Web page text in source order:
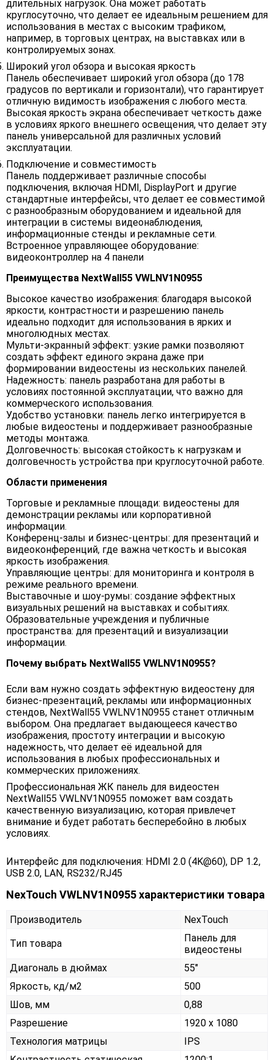
длительных нагрузок. Она может работать
круглосуточно, что делает ее идеальным решением для
использования в местах с высоким трафиком,
например, в торговых центрах, на выставках или в
контролируемых зонах.
Широкий угол обзора и высокая яркость
Панель обеспечивает широкий угол обзора (до 178
градусов по вертикали и горизонтали), что гарантирует
отличную видимость изображения с любого места.
Высокая яркость экрана обеспечивает четкость даже
в условиях яркого внешнего освещения, что делает эту
панель универсальной для различных условий
эксплуатации.
Подключение и совместимость
Панель поддерживает различные способы
подключения, включая HDMI, DisplayPort и другие
стандартные интерфейсы, что делает ее совместимой
с разнообразным оборудованием и идеальной для
интеграции в системы видеонаблюдения,
информационные стенды и рекламные сети.
Встроенное управляющее оборудование:
видеоконтроллер на 4 панели
Преимущества NextWall55 VWLNV1N0955
Высокое качество изображения: благодаря высокой
яркости, контрастности и разрешению панель
идеально подходит для использования в ярких и
многолюдных местах.
Мульти-экранный эффект: узкие рамки позволяют
создать эффект единого экрана даже при
формировании видеостены из нескольких панелей.
Надежность: панель разработана для работы в
условиях постоянной эксплуатации, что важно для
коммерческого использования.
Удобство установки: панель легко интегрируется в
любые видеостены и поддерживает разнообразные
методы монтажа.
Долговечность: высокая стойкость к нагрузкам и
долговечность устройства при круглосуточной работе.
Области применения
Торговые и рекламные площади: видеостены для
демонстрации рекламы или корпоративной
информации.
Конференц-залы и бизнес-центры: для презентаций и
видеоконференций, где важна четкость и высокая
яркость изображения.
Управляющие центры: для мониторинга и контроля в
режиме реального времени.
Выставочные и шоу-румы: создание эффектных
визуальных решений на выставках и событиях.
Образовательные учреждения и публичные
пространства: для презентаций и визуализации
информации.
Почему выбрать NextWall55 VWLNV1N0955?
Если вам нужно создать эффектную видеостену для
бизнес-презентаций, рекламы или информационных
стендов, NextWall55 VWLNV1N0955 станет отличным
выбором. Она предлагает выдающееся качество
изображения, простоту интеграции и высокую
надежность, что делает её идеальной для
использования в любых профессиональных и
коммерческих приложениях.
Профессиональная ЖК панель для видеостен
NextWall55 VWLNV1N0955 поможет вам создать
качественную визуализацию, которая привлечет
внимание и будет работать бесперебойно в любых
условиях.
Интерфейс для подключения: HDMI 2.0 (4K@60), DP 1.2,
USB 2.0, LAN, RS232/RJ45
NexTouch VWLNV1N0955 характеристики товара
Производитель NexTouch
Тип товара
Панель для
видеостены
Диагональ в дюймах
55"
Яркость, кд/м2
500
Шов, мм
0,88
Разрешение
1920 x 1080
Технология матрицы
IPS